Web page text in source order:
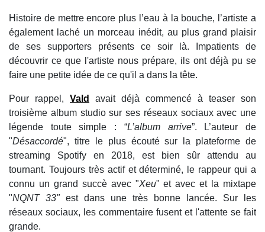
Histoire de mettre encore plus l’eau à la bouche, l’artiste a
également laché un morceau inédit, au plus grand plaisir
de ses supporters présents ce soir là. Impatients de
découvrir ce que l'artiste nous prépare, ils ont déjà pu se
faire une petite idée de ce qu'il a dans la tête.
Pour rappel, Vald
avait déjà commencé à teaser son
troisième album studio sur ses réseaux sociaux avec une
légende toute simple : “L’album arrive”. L’auteur de
"Désaccordé", titre le plus écouté sur la plateforme de
streaming Spotify en 2018, est bien sûr attendu au
tournant. Toujours très actif et déterminé, le rappeur qui a
connu un grand succè avec "Xeu" et avec et la mixtape
"NQNT 33"est dans une très bonne lancée. Sur les
réseaux sociaux, les commentaire fusent et l'attente se fait
grande.